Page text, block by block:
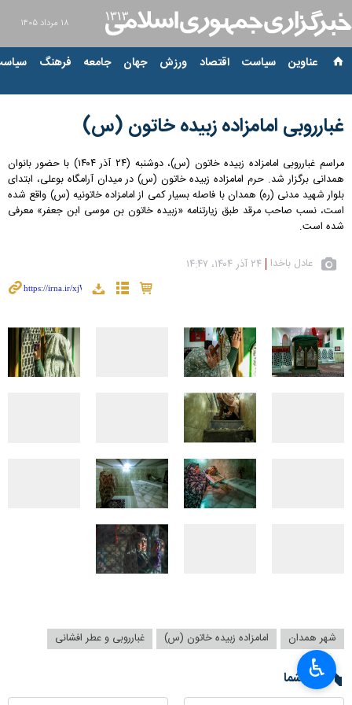
۱۸ مرداد ۱۴۰۵
عناوین‌ سیاست اقتصاد ورزش جهان جامعه فرهنگ
غبارروبی امامزاده زبیده خاتون (س)
مراسم غبارروبی امامزاده زبیده خاتون (س)، دوشنبه (۲۴ آذر ۱۴۰۴) با حضور بانوان
همدانی برگزار شد. حرم امامزاده زبیده خاتون (س) در میدان آرامگاه بوعلی، ابتدای
بلوار شهید مدنی (ره) همدان با فاصله بسیار کمی از امامزاده خاتونیه (س) واقع شده
است، نسب صاحب مرقد طبق زیارتنامه «زبیده خاتون بن موسی ابن جعفر» معرفی
شده است.
عادل باخدا ۲۴ آذر ۱۴۰۴، ۱۴:۴۷
شهر همدان امامزاده زبیده خاتون (س) غبارروبی و عطر افشانی
نظر شما
♿︎